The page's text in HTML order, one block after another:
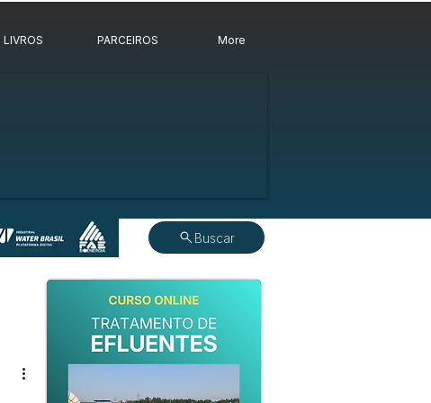
LIVROS PARCEIROS More
Buscar